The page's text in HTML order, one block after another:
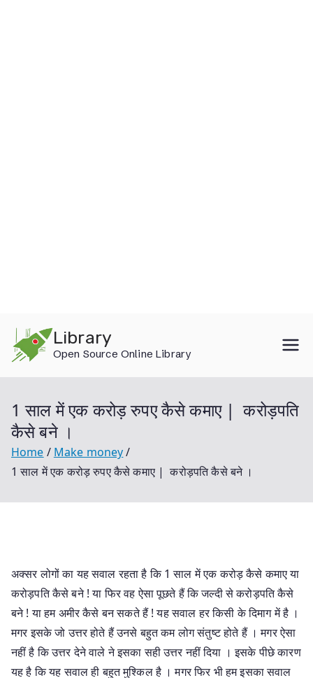
content
Library
Open Source Online Library
1 साल में एक करोड़ रुपए कैसे कमाए | करोड़पति
कैसे बने ।
Home
Make money
1 साल में एक करोड़ रुपए कैसे कमाए | करोड़पति कैसे बने ।
अक्सर लोगों का यह सवाल रहता है कि 1 साल में एक करोड़ कैसे कमाए या
करोड़पति कैसे बने ! या फिर वह ऐसा पूछते हैं कि जल्दी से करोड़पति कैसे
बने ! या हम अमीर कैसे बन सकते हैं ! यह सवाल हर किसी के दिमाग में है ।
मगर इसके जो उत्तर होते हैं उनसे बहुत कम लोग संतुष्ट होते हैं । मगर ऐसा
नहीं है कि उत्तर देने वाले ने इसका सही उत्तर नहीं दिया । इसके पीछे कारण
यह है कि यह सवाल ही बहुत मुश्किल है । मगर फिर भी हम इसका सवाल